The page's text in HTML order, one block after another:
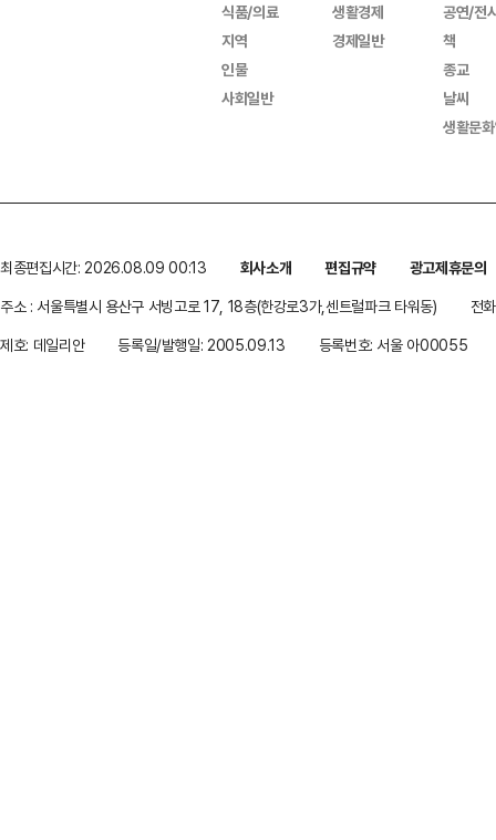
식품/의료
지역
인물
사회일반
생활경제
경제일반
공연/전
책
종교
날씨
생활문
최종편집시간: 2026.08.09 00:13 회사소개 편집규약
광고제휴문의
주소 : 서울특별시 용산구 서빙고로 17, 18층(한강로3가,센트럴파크 타워동)
전
제호: 데일리안
등록일/발행일: 2005.09.13 등록번호: 서울 아00055